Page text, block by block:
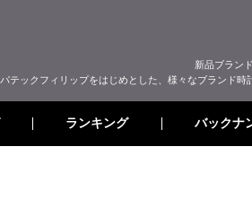
新品ブラン
テックフィリップをはじめとした、様々なブランド時
ランキング バックナ